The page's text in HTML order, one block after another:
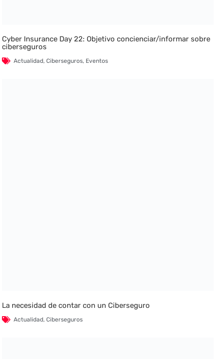
Cyber Insurance Day 22: Objetivo concienciar/informar sobre
ciberseguros
Actualidad,Ciberseguros, Eventos
La necesidad de contar con un Ciberseguro
Actualidad,Ciberseguros